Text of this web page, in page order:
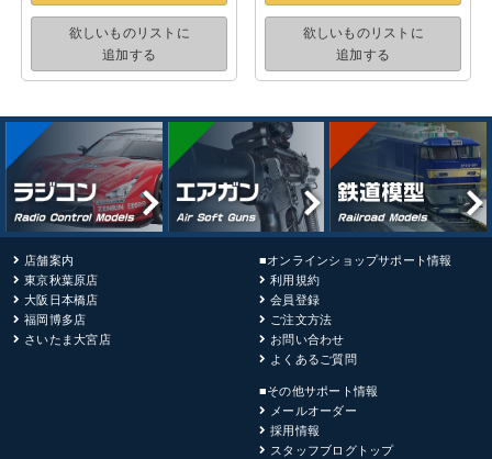
欲しいものリストに
追加する
欲しいものリストに
追加する
店舗案内
東京秋葉原店
大阪日本橋店
福岡博多店
さいたま大宮店
■オンラインショップサポート情報
利用規約
会員登録
ご注文方法
お問い合わせ
よくあるご質問
■その他サポート情報
メールオーダー
採用情報
スタッフブログトップ